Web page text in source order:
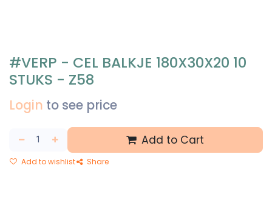
#VERP - CEL BALKJE 180X30X20 10
STUKS - Z58
Login to see price
Add to Cart
Add to wishlist Share